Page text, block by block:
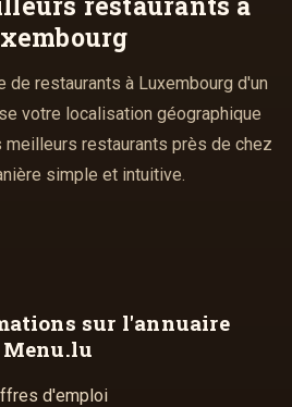
de restaurants à Luxembourg d'un
votre localisation géographique
restaurants près de chez
simple et intuitive.
sur l'annuaire
Menu.lu
d'emploi